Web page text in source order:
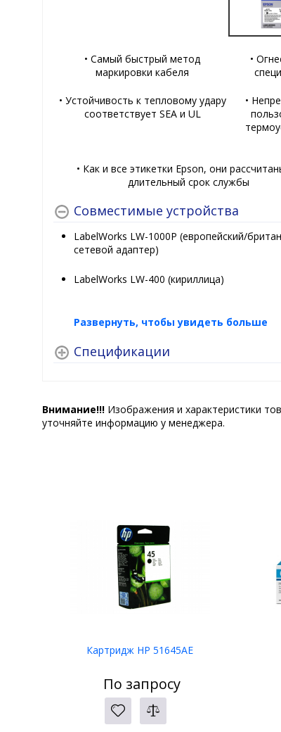
• Самый быстрый метод
маркировки кабеля
•
• Устойчивость к тепловому удару
соответствует SEA и UL
•
• Как и все этикетки Epson, они
длительный срок службы
Совместимые устройства
LabelWorks LW-1000P (европейский/
сетевой адаптер)
LabelWorks LW-400 (кириллица)
Развернуть, чтобы увидеть больше
Спецификации
Внимание!!! Изображения и характеристики
уточняйте информацию у менеджера.
Картридж HP 51645AE
По запросу